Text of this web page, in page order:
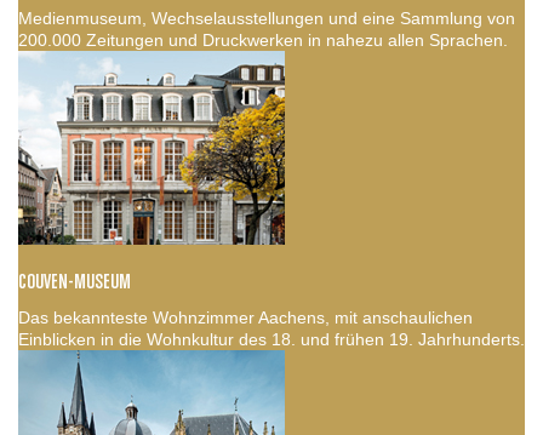
Medienmuseum, Wechselausstellungen und eine Sammlung von
200.000 Zeitungen und Druckwerken in nahezu allen Sprachen.
COUVEN-MUSEUM
Das bekannteste Wohnzimmer Aachens, mit anschaulichen
Einblicken in die Wohnkultur des 18. und frühen 19. Jahrhunderts.